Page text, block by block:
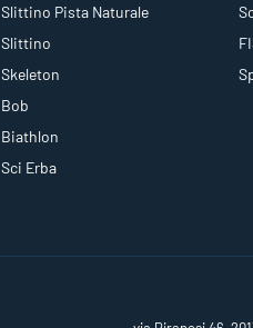
Slittino Pista Naturale
Slittino
Skeleton
Bob
Biathlon
Sci Erba